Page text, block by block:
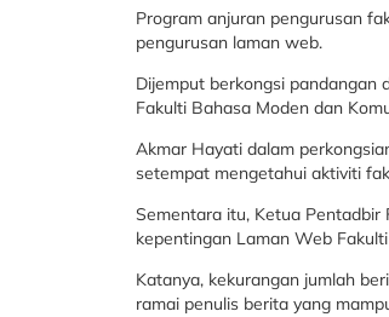
Program anjuran pengurusan
pengurusan laman web.
Dijemput berkongsi pandangan
Fakulti Bahasa Moden dan
Akmar Hayati dalam
setempat mengetahui aktiviti
Sementara itu, Ketua Pentadbir
kepentingan Laman Web
Katanya, kekurangan jumlah
ramai penulis berita yang